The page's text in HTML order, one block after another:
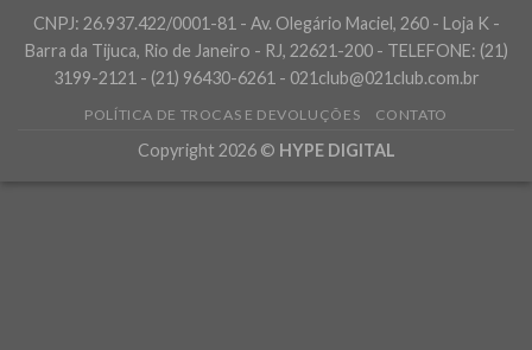
CNPJ: 26.937.422/0001-81 - Av. Olegário Maciel, 260 - Loja K -
Barra da Tijuca, Rio de Janeiro - RJ, 22621-200 - TELEFONE: (21)
3199-2121 - (21) 96430-6261 - 021club@021club.com.br
POLÍTICA DE TROCAS E DEVOLUÇÕES CONTATO
Copyright 2026 © HYPE DIGITAL